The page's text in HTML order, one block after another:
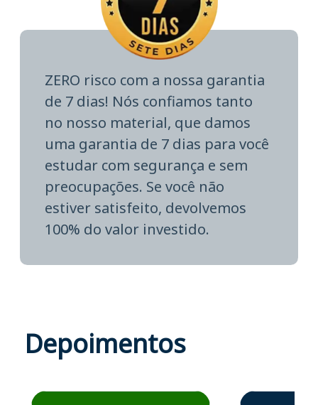
ZERO risco com a nossa garantia
de 7 dias! Nós confiamos tanto
no nosso material, que damos
uma garantia de 7 dias para você
estudar com segurança e sem
preocupações. Se você não
estiver satisfeito, devolvemos
100% do valor investido.
Depoimentos
Estudante José recomenda o Aprova Concursos emEstudante Elais